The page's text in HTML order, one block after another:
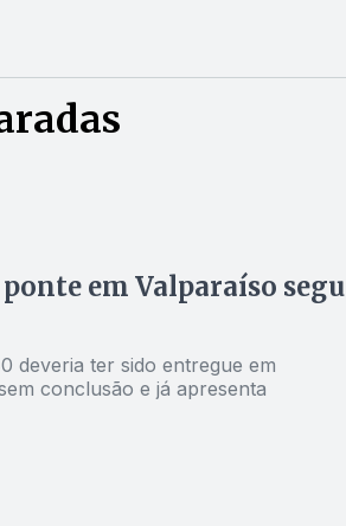
em Valparaíso
deveria ter sido entregue em
conclusão e já apresenta